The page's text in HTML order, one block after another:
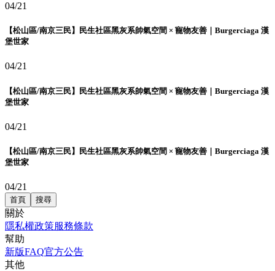
04/21
【松山區/南京三民】民生社區黑灰系帥氣空間 × 寵物友善｜Burgerciaga 漢
堡世家
04/21
【松山區/南京三民】民生社區黑灰系帥氣空間 × 寵物友善｜Burgerciaga 漢
堡世家
04/21
【松山區/南京三民】民生社區黑灰系帥氣空間 × 寵物友善｜Burgerciaga 漢
堡世家
04/21
首頁 搜尋
關於
隱私權政策服務條款
幫助
新版FAQ官方公告
其他